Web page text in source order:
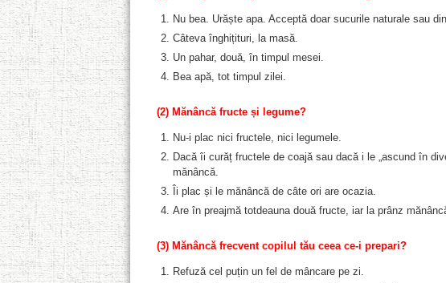
Nu bea. Urăște apa. Acceptă doar sucurile naturale sau
Câteva înghițituri, la masă.
Un pahar, două, în timpul mesei.
Bea apă, tot timpul zilei.
(2) Mănâncă fructe și legume?
Nu-i plac nici fructele, nici legumele.
Dacă îi curăț fructele de coajă sau dacă i le „ascund în
mănâncă.
Îi plac și le mănâncă de câte ori are ocazia.
Are în preajmă totdeauna două fructe, iar la prânz
(3) Mănâncă frecvent copilul tău ceea ce-i prepari?
Refuză cel puțin un fel de mâncare pe zi.